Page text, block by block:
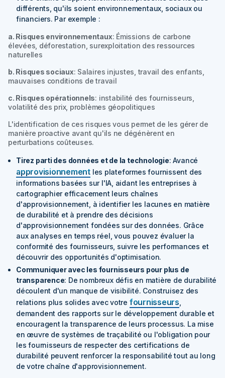
différents, qu'ils soient environnementaux, sociaux ou
financiers. Par exemple :
a. Risques environnementaux: Émissions de carbone
élevées, déforestation, surexploitation des ressources
naturelles
b. Risques sociaux: Salaires injustes, travail des enfants,
mauvaises conditions de travail
c. Risques opérationnels: instabilité des fournisseurs,
volatilité des prix, problèmes géopolitiques
L'identification de ces risques vous permet de les gérer de
manière proactive avant qu'ils ne dégénèrent en
perturbations coûteuses.
Tirez parti des données et de la technologie: Avancé
approvisionnementles plateformes fournissent des
informations basées sur l'IA, aidant les entreprises à
cartographier efficacement leurs chaînes
d'approvisionnement, à identifier les lacunes en matière
de durabilité et à prendre des décisions
d'approvisionnement fondées sur des données. Grâce
aux analyses en temps réel, vous pouvez évaluer la
conformité des fournisseurs, suivre les performances et
découvrir des opportunités d'optimisation.
Communiquer avec les fournisseurs pour plus de
transparence: De nombreux défis en matière de durabilité
découlent d'un manque de visibilité. Construisez des
relations plus solides avec votre fournisseurs
demandent des rapports sur le développement durable et
encouragent la transparence de leurs processus. La mise
en œuvre de systèmes de traçabilité ou l'obligation pour
les fournisseurs de respecter des certifications de
durabilité peuvent renforcer la responsabilité tout au long
de votre chaîne d'approvisionnement.